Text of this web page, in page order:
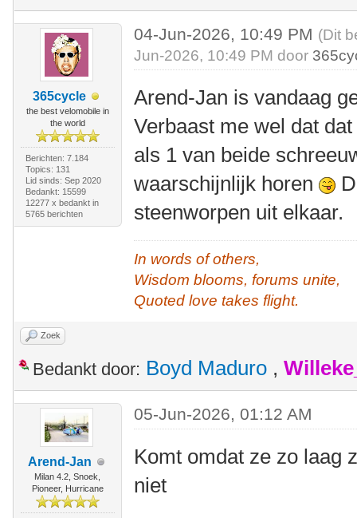
365cycle
the best velomobile in
the world
Berichten: 7.184
Topics: 131
Lid sinds: Sep 2020
Bedankt: 15599
12277 x bedankt in
5765 berichten
04-Jun-2026, 10:49 PM (Dit
Jun-2026, 10:49 PM door
Arend-Jan is vandaag
Verbaast me wel dat
als 1 van beide
waarschijnlijk horen
steenworpen uit elkaar.
In words of others,
Wisdom blooms, forums unite,
Quoted love takes flight.
Zoek
Bedankt door: Boyd Maduro ,
Arend-Jan
Milan 4.2, Snoek,
Pioneer, Hurricane
05-Jun-2026, 01:12 AM
Komt omdat ze zo laag
niet